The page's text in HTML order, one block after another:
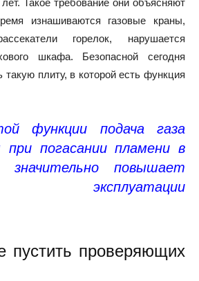
Такое требование они объясняют
изнашиваются газовые краны,
горелок, нарушается
шкафа. Безопасной сегодня
плиту, в которой есть функция
функции подача газа
при погасании пламени в
значительно повышает
эксплуатации
пустить проверяющих